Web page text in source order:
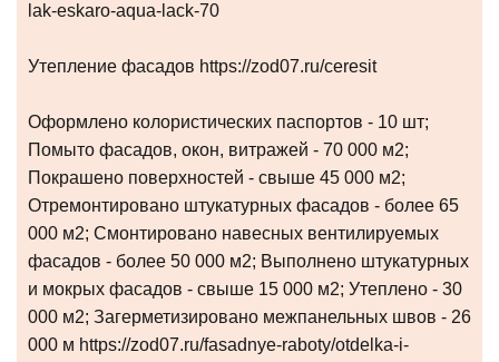
lak-eskaro-aqua-lack-70
Утепление фасадов https://zod07.ru/ceresit
Оформлено колористических паспортов - 10 шт;
Помыто фасадов, окон, витражей - 70 000 м2;
Покрашено поверхностей - свыше 45 000 м2;
Отремонтировано штукатурных фасадов - более 65
000 м2; Смонтировано навесных вентилируемых
фасадов - более 50 000 м2; Выполнено штукатурных
и мокрых фасадов - свыше 15 000 м2; Утеплено - 30
000 м2; Загерметизировано межпанельных швов - 26
000 м https://zod07.ru/fasadnye-raboty/otdelka-i-